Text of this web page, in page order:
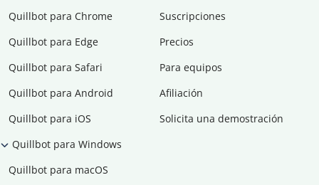
Quillbot para Chrome
Quillbot para Edge
Quillbot para Safari
Quillbot para Android
Quillbot para iOS
Quillbot para Windows
Quillbot para macOS
Suscripciones
Precios
Para equipos
Afiliación
Solicita una demostración